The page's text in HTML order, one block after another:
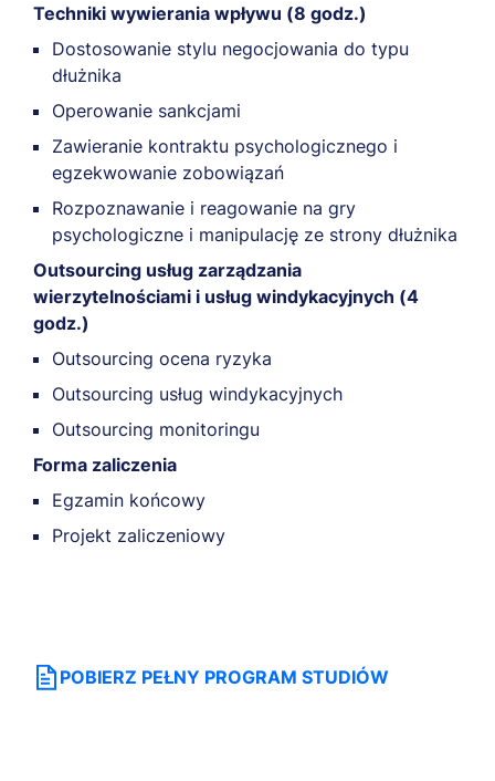
Techniki wywierania wpływu (8 godz.)
Dostosowanie stylu negocjowania do typu
dłużnika
Operowanie sankcjami
Zawieranie kontraktu psychologicznego i
egzekwowanie zobowiązań
Rozpoznawanie i reagowanie na gry
psychologiczne i manipulację ze strony dłużnika
Outsourcing usług zarządzania
wierzytelnościami i usług windykacyjnych (4
godz.)
Outsourcing ocena ryzyka
Outsourcing usług windykacyjnych
Outsourcing monitoringu
Forma zaliczenia
Egzamin końcowy
Projekt zaliczeniowy
POBIERZ PEŁNY PROGRAM STUDIÓW